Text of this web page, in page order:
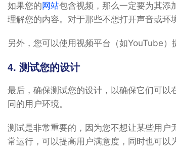
如果您的网站包含视频，那么一定要为其添
理解您的内容。对于那些不想打开声音或环
另外，您可以使用视频平台（如YouTube）
4. 测试您的设计
最后，确保测试您的设计，以确保它们可
同的用户环境。
测试是非常重要的，因为您不想让某些用
常运行，可以提高用户满意度，同时也可以